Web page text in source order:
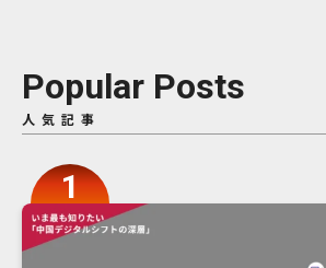
Popular Posts
人気記事